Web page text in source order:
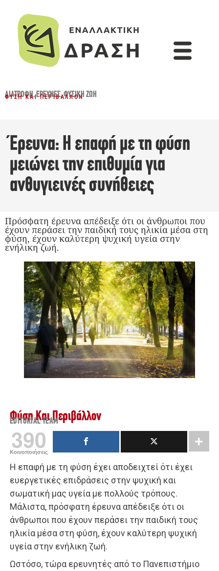
ΔΙΑΤΡΟΦΉ,ΈΡΕΥΝΕΣ,ΦΥΣΙΚΉ ΖΩΉ
ΦΎΣΗ ΚΑΙ ΠΕΡΙΒΆΛΛΟΝ
Έρευνα: Η επαφή με τη φύση
μειώνει την επιθυμία για
ανθυγιεινές συνήθειες
Πρόσφατη έρευνα απέδειξε ότι οι άνθρωποι που
έχουν περάσει την παιδική τους ηλικία μέσα στη
φύση, έχουν καλύτερη ψυχική υγεία στην
ενήλικη ζωή.
Φύση Και Περιβάλλον
EDITORIAL TEAM
390
Κοινοποιήσεις
Η επαφή με τη φύση έχει αποδειχτεί ότι έχει
ευεργετικές επιδράσεις στην ψυχική και
σωματική μας υγεία με πολλούς τρόπους.
Μάλιστα, πρόσφατη έρευνα απέδειξε ότι οι
άνθρωποι που έχουν περάσει την παιδική τους
ηλικία μέσα στη φύση, έχουν καλύτερη ψυχική
υγεία στην ενήλικη ζωή.
Ωστόσο, τώρα ερευνητές από το Πανεπιστήμιο